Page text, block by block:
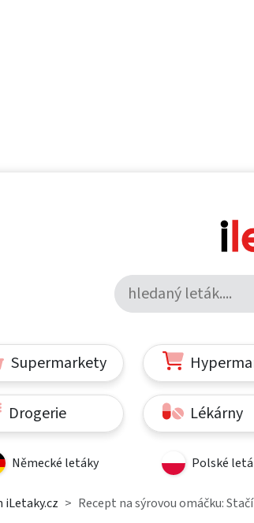
Supermarkety
Drogerie Lékárny
Německé letáky Polské
iLetaky.cz Recept na sýrovou omáčku: